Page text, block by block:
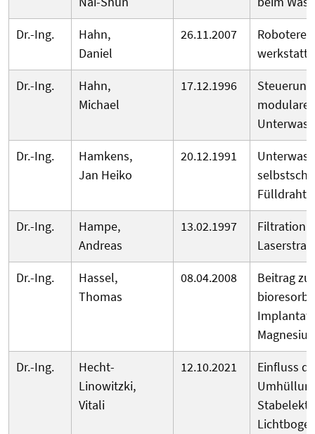
Dr.-Ing.
Hahn,
Daniel
26.11.2007
Dr.-Ing.
Hahn,
Michael
17.12.1996
modulare
Dr.-Ing.
Hamkens,
Jan Heiko
20.12.1991
Dr.-Ing.
Hampe,
Andreas
13.02.1997
Filtration
Dr.-Ing.
Hassel,
Thomas
08.04.2008
Beitrag
Dr.-Ing.
Hecht-
Linowitzki,
Vitali
12.10.2021
Einfluss